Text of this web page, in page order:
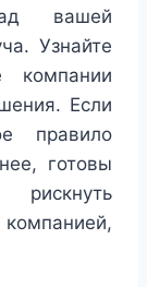
вашей
Узнайте
компании
Если
правило
готовы